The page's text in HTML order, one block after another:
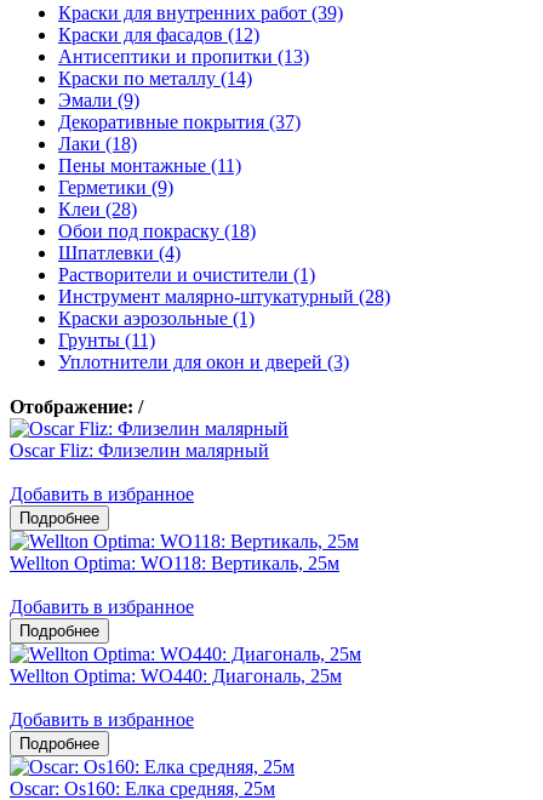
Краски для внутренних работ (39)
Краски для фасадов (12)
Антисептики и пропитки (13)
Краски по металлу (14)
Эмали (9)
Декоративные покрытия (37)
Лаки (18)
Пены монтажные (11)
Герметики (9)
Клеи (28)
Обои под покраску (18)
Шпатлевки (4)
Растворители и очистители (1)
Инструмент малярно-штукатурный (28)
Краски аэрозольные (1)
Грунты (11)
Уплотнители для окон и дверей (3)
Отображение: /
Oscar Fliz: Флизелин малярный
Добавить в избранное
Wellton Optima: WO118: Вертикаль, 25м
Добавить в избранное
Wellton Optima: WO440: Диагональ, 25м
Добавить в избранное
Oscar: Os160: Елка средняя, 25м